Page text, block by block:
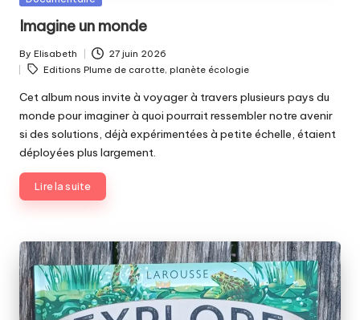
Imagine un monde
Posted
by
By Elisabeth 27 juin 2026
Tags:
Editions Plume de carotte, planète écologie
Cet album nous invite à voyager à travers plusieurs pays du
monde pour imaginer à quoi pourrait ressembler notre avenir
si des solutions, déjà expérimentées à petite échelle, étaient
déployées plus largement.
Lire la suite